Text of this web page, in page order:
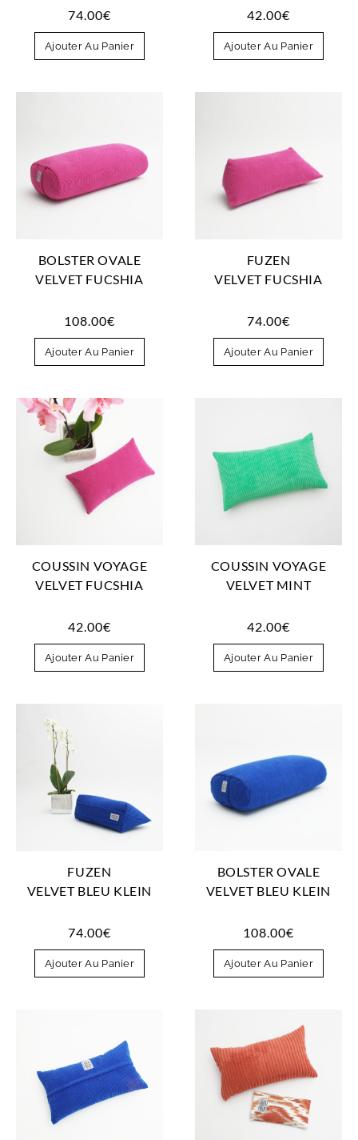
74.00€
Ajouter Au Panier
42.00€
Ajouter Au Panier
BOLSTER OVALE
VELVET FUCSHIA
108.00€
Ajouter Au Panier
FUZEN
VELVET FUCSHIA
74.00€
Ajouter Au Panier
COUSSIN VOYAGE
VELVET FUCSHIA
42.00€
Ajouter Au Panier
COUSSIN VOYAGE
VELVET MINT
42.00€
Ajouter Au Panier
FUZEN
VELVET BLEU KLEIN
74.00€
Ajouter Au Panier
BOLSTER OVALE
VELVET BLEU KLEIN
108.00€
Ajouter Au Panier